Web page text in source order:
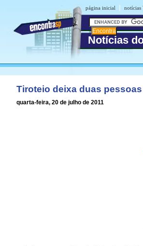
página inicial | notícias
Notícias
Tiroteio deixa duas
quarta-feira, 20 de julho de 2011